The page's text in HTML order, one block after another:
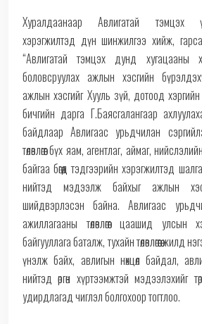
Хуралдаанаар Авлигатай тэмцэх
хэрэгжилтэд дүн шинжилгээ хийж,
“Авлигатай тэмцэх дунд хугацааны
боловсруулах ажлын хэсгийн
ажлын хэсгийг Хууль зүй, дотоод
бичгийн дарга Г.Баясгалангаар
байдлаар Авлигаас урьдчилан
төлөвлөгөөг бүх яам, агентлаг, аймаг,
байгаа бөгөөд тэдгээрийн хэрэгжилтэд
нийтэд мэдээлж байхыг ажлын
шийдвэрлэсэн байна. Авлигаас
ажиллагааны төлөвлөгөөг цаашид
байгууллага баталж, тухайн төлөвлөгөөгөө жилд
үнэлж байх, авлигын нөхцөл байдал,
нийтэд өргөн хүртээмжтэй мэдээлэхийг
удирдлагад чиглэл болгохоор тогтлоо.